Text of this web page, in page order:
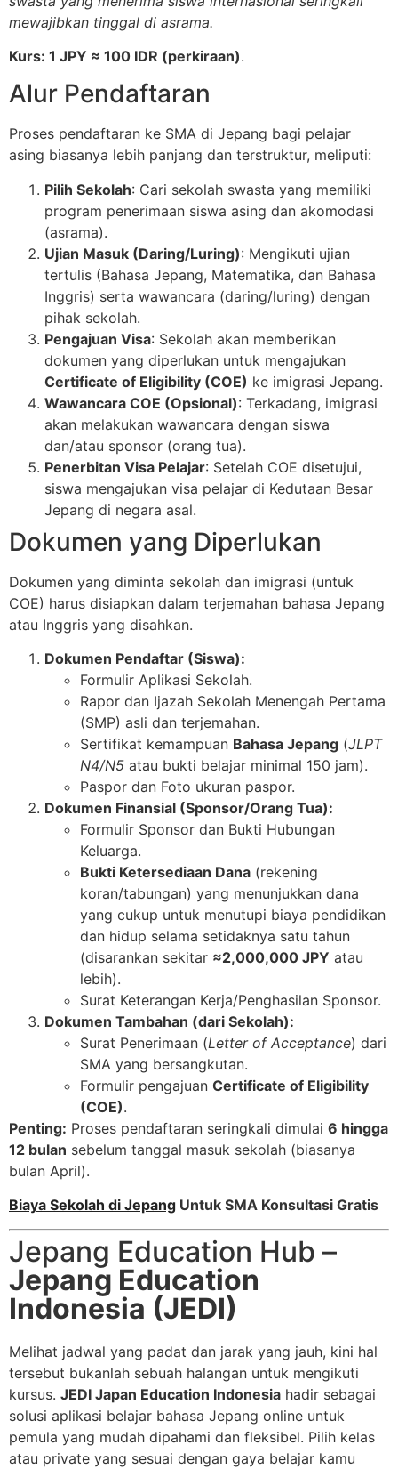
mewajibkan tinggal di asrama.
Kurs: 1 JPY ≈ 100 IDR (perkiraan).
Alur Pendaftaran
Proses pendaftaran ke SMA di Jepang bagi pelajar
asing biasanya lebih panjang dan terstruktur, meliputi:
Pilih Sekolah: Cari sekolah swasta yang memiliki
program penerimaan siswa asing dan akomodasi
(asrama).
Ujian Masuk (Daring/Luring): Mengikuti ujian
tertulis (Bahasa Jepang, Matematika, dan Bahasa
Inggris) serta wawancara (daring/luring) dengan
pihak sekolah.
Pengajuan Visa: Sekolah akan memberikan
dokumen yang diperlukan untuk mengajukan
Certificate of Eligibility (COE) ke imigrasi Jepang.
Wawancara COE (Opsional): Terkadang, imigrasi
akan melakukan wawancara dengan siswa
dan/atau sponsor (orang tua).
Penerbitan Visa Pelajar: Setelah COE disetujui,
siswa mengajukan visa pelajar di Kedutaan Besar
Jepang di negara asal.
Dokumen yang Diperlukan
Dokumen yang diminta sekolah dan imigrasi (untuk
COE) harus disiapkan dalam terjemahan bahasa Jepang
atau Inggris yang disahkan.
Dokumen Pendaftar (Siswa):
Formulir Aplikasi Sekolah.
Rapor dan Ijazah Sekolah Menengah Pertama
(SMP) asli dan terjemahan.
Sertifikat kemampuan Bahasa Jepang (JLPT
N4/N5 atau bukti belajar minimal 150 jam).
Paspor dan Foto ukuran paspor.
Dokumen Finansial (Sponsor/Orang Tua):
Formulir Sponsor dan Bukti Hubungan
Keluarga.
Bukti Ketersediaan Dana (rekening
koran/tabungan) yang menunjukkan dana
yang cukup untuk menutupi biaya pendidikan
dan hidup selama setidaknya satu tahun
(disarankan sekitar ≈2,000,000 JPY atau
lebih).
Surat Keterangan Kerja/Penghasilan Sponsor.
Dokumen Tambahan (dari Sekolah):
Surat Penerimaan (Letter of Acceptance) dari
SMA yang bersangkutan.
Formulir pengajuan Certificate of Eligibility
(COE).
Penting: Proses pendaftaran seringkali dimulai 6 hingga
12 bulan sebelum tanggal masuk sekolah (biasanya
bulan April).
Biaya Sekolah di Jepang Untuk SMA Konsultasi Gratis
Jepang Education Hub –
Jepang Education
Indonesia (JEDI)
Melihat jadwal yang padat dan jarak yang jauh, kini hal
tersebut bukanlah sebuah halangan untuk mengikuti
kursus. JEDI Japan Education Indonesia hadir sebagai
solusi aplikasi belajar bahasa Jepang online untuk
pemula yang mudah dipahami dan fleksibel. Pilih kelas
atau private yang sesuai dengan gaya belajar kamu